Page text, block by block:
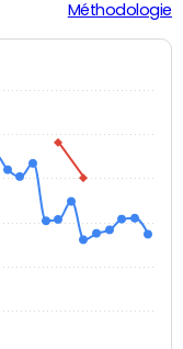
Méthodologie